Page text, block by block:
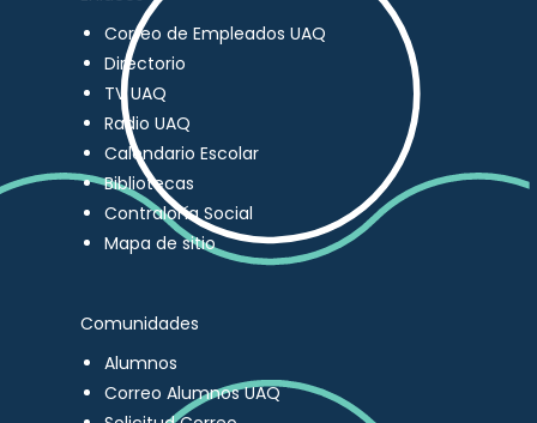
Correo de Empleados UAQ
Directorio
TV UAQ
Radio UAQ
Calendario Escolar
Bibliotecas
Contraloría Social
Mapa de sitio
Comunidades
Alumnos
Correo Alumnos UAQ